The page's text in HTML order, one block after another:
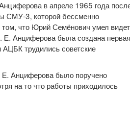
в апреле 1965 года
СМУ-3, которой бессменно
что Юрий Семёнович умел
Е. Анциферова была создана первая
АЦБК трудились советские
Анциферова было поручено
на то что работы приходилось